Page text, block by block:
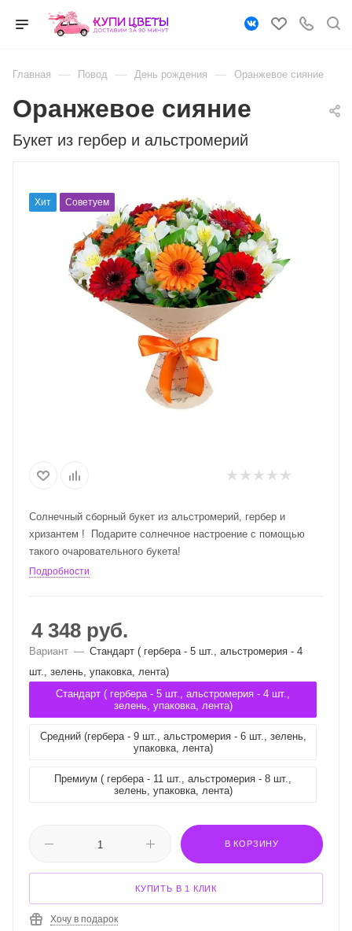
Главная — Повод — День рождения — Оранжевое сияние
Букет из гербер и альстромерий
Оранжевое сияние
Хит Советуем
Солнечный сборный букет из альстромерий, гербер и
хризантем ! Подарите солнечное настроение с помощью
такого очаровательного букета!
Подробности
4 348 руб.
Вариант — Стандарт ( гербера - 5 шт., альстромерия - 4
шт., зелень, упаковка, лента)
Стандарт ( гербера - 5 шт., альстромерия - 4 шт.,
зелень, упаковка, лента)
Средний (гербера - 9 шт., альстромерия - 6 шт., зелень,
упаковка, лента)
Премиум ( гербера - 11 шт., альстромерия - 8 шт.,
зелень, упаковка, лента)
В КОРЗИНУ
КУПИТЬ В 1 КЛИК
Хочу в подарок